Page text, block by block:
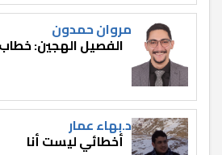
مروان حمدون
الفصيل الهجين:
د.بهاء عمار
أخطائي ليست أنا